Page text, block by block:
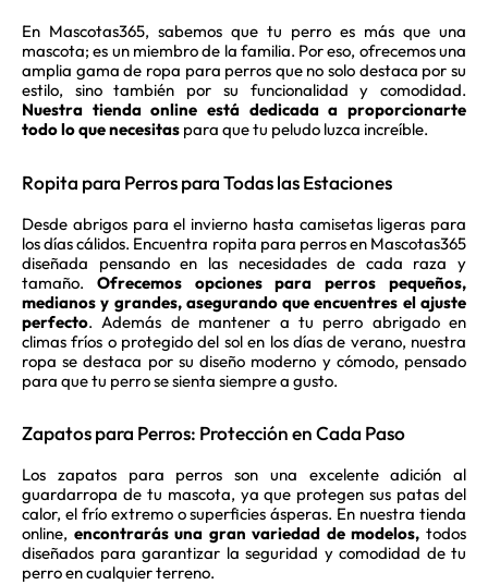
En Mascotas365, sabemos que tu perro es más que una
mascota; es un miembro de la familia. Por eso, ofrecemos una
amplia gama de ropa para perros que no solo destaca por su
estilo, sino también por su funcionalidad y comodidad.
Nuestra tienda online está dedicada a proporcionarte
todo lo que necesitas para que tu peludo luzca increíble.
Ropita para Perros para Todas las Estaciones
Desde abrigos para el invierno hasta camisetas ligeras para
los días cálidos. Encuentra ropita para perros en Mascotas365
diseñada pensando en las necesidades de cada raza y
tamaño. Ofrecemos opciones para perros pequeños,
medianos y grandes, asegurando que encuentres el ajuste
perfecto. Además de mantener a tu perro abrigado en
climas fríos o protegido del sol en los días de verano, nuestra
ropa se destaca por su diseño moderno y cómodo, pensado
para que tu perro se sienta siempre a gusto.
Zapatos para Perros: Protección en Cada Paso
Los zapatos para perros son una excelente adición al
guardarropa de tu mascota, ya que protegen sus patas del
calor, el frío extremo o superficies ásperas. En nuestra tienda
online, encontrarás una gran variedad de modelos,todos
diseñados para garantizar la seguridad y comodidad de tu
perro en cualquier terreno.